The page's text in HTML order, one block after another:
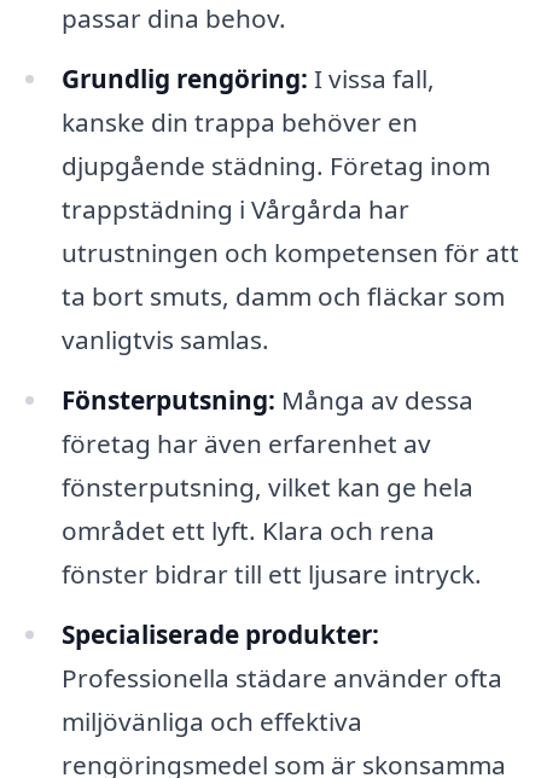
passar dina behov.
Grundlig rengöring: I vissa fall,
kanske din trappa behöver en
djupgående städning. Företag inom
trappstädning i Vårgårda har
utrustningen och kompetensen för att
ta bort smuts, damm och fläckar som
vanligtvis samlas.
Fönsterputsning: Många av dessa
företag har även erfarenhet av
fönsterputsning, vilket kan ge hela
området ett lyft. Klara och rena
fönster bidrar till ett ljusare intryck.
Specialiserade produkter:
Professionella städare använder ofta
miljövänliga och effektiva
rengöringsmedel som är skonsamma